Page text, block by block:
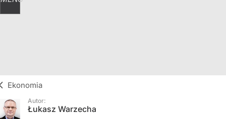
Ekonomia
Autor:
Łukasz Warzecha